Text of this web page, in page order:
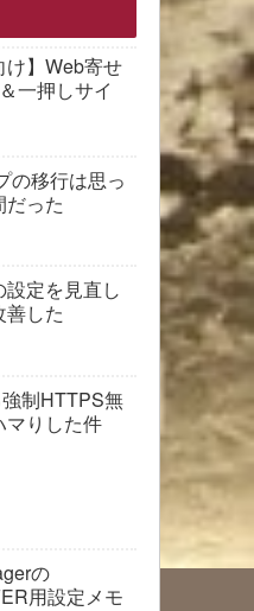
け】Web寄せ
一押しサイ
の移行は思っ
だった
定を見直し
善した
制HTTPS無
マりした件
の
用設定メモ